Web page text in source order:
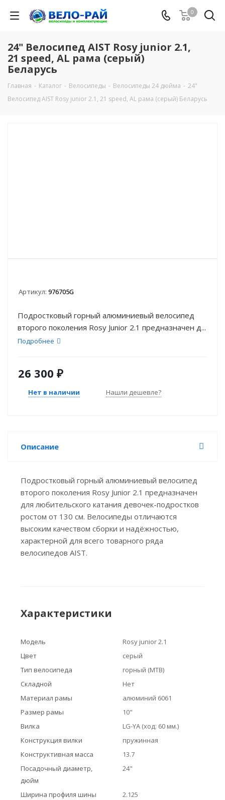
0
24" Велосипед AIST Rosy junior 2.1,
21 speed, AL рама (серый)
Беларусь
Главная - Каталог - Велосипеды - Велосипеды 24 дюйма - 24"
Велосипед AIST Rosy junior 2.1, 21 speed, AL рама (серый) Беларусь
Артикул: 976705G
Подростковый горный алюминиевый велосипед
второго поколения Rosy Junior 2.1 предназначен д...
Подробнее
26 300 ₽
Нет в наличии Нашли дешевле?
Описание
Подростковый горный алюминиевый велосипед
второго поколения Rosy Junior 2.1 предназначен
для любительского катания девочек-подростков
ростом от 130 см. Велосипеды отличаются
высоким качеством сборки и надёжностью,
характерной для всего товарного ряда
велосипедов AIST.
Характеристики
Модель
Rosy junior 2.1
Цвет
серый
Тип велосипеда
горный (MTB)
Складной
Нет
Материал рамы
алюминий 6061
Размер рамы
10"
Вилка
LG-YA (ход: 60 мм.)
Конструкция вилки
пружинная
Конструктивная масса
13.7
Посадочный диаметр,
дюйм
24"
Ширина профиля шины
2.125